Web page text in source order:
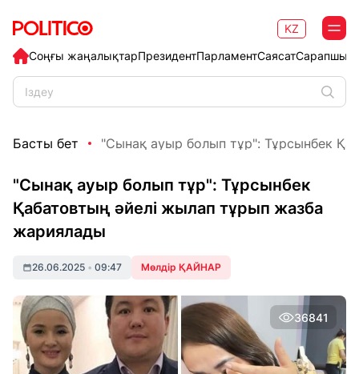
Соңғы жаңалықтарПрезидентПарламентСаясат
KZ
Басты бет "Сынақ ауыр болып тұр": Тұрсынбек
"Сынақ ауыр болып тұр": Тұрсынбек
Қабатовтың әйелі жылап тұрып жазба
жариялады
26.06.2025 • 09:47 Мөлдір ҚАЙНАР
36841